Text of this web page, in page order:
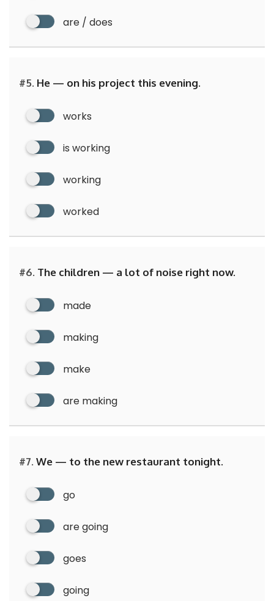
are / does
#5. He — on his project this evening.
works
is working
working
worked
#6. The children — a lot of noise right now.
made
making
make
are making
#7. We — to the new restaurant tonight.
go
are going
goes
going